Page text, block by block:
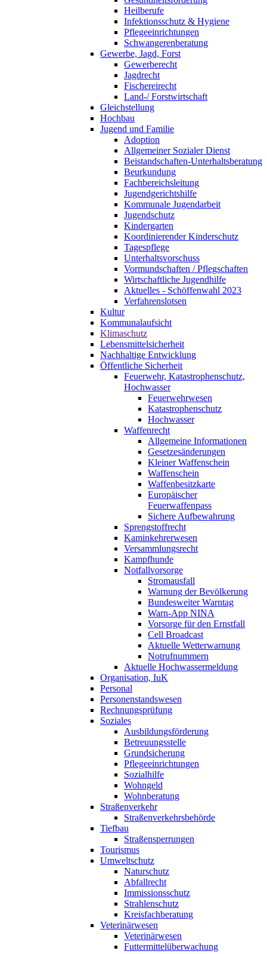
Heilberufe
Infektionsschutz & Hygiene
Pflegeeinrichtungen
Schwangerenberatung
Gewerbe, Jagd, Forst
Gewerberecht
Jagdrecht
Fischereirecht
Land-/ Forstwirtschaft
Gleichstellung
Hochbau
Jugend und Familie
Adoption
Allgemeiner Sozialer Dienst
Beistandschaften-Unterhaltsberatung
Beurkundung
Fachbereichsleitung
Jugendgerichtshilfe
Kommunale Jugendarbeit
Jugendschutz
Kindergarten
Koordinierender Kinderschutz
Tagespflege
Unterhaltsvorschuss
Vormundschaften / Pflegschaften
Wirtschaftliche Jugendhilfe
Aktuelles - Schöffenwahl 2023
Verfahrenslotsen
Kultur
Kommunalaufsicht
Klimaschutz
Lebensmittelsicherheit
Nachhaltige Entwicklung
Öffentliche Sicherheit
Feuerwehr, Katastrophenschutz,
Hochwasser
Feuerwehrwesen
Katastrophenschutz
Hochwasser
Waffenrecht
Allgemeine Informationen
Gesetzesänderungen
Kleiner Waffenschein
Waffenschein
Waffenbesitzkarte
Europäischer
Feuerwaffenpass
Sichere Aufbewahrung
Sprengstoffrecht
Kaminkehrerwesen
Versammlungsrecht
Kampfhunde
Notfallvorsorge
Stromausfall
Warnung der Bevölkerung
Bundesweiter Warntag
Warn-App NINA
Vorsorge für den Ernstfall
Cell Broadcast
Aktuelle Wetterwarnung
Notrufnummern
Aktuelle Hochwassermeldung
Organisation, IuK
Personal
Personenstandswesen
Rechnungsprüfung
Soziales
Ausbildungsförderung
Betreuungsstelle
Grundsicherung
Pflegeeinrichtungen
Sozialhilfe
Wohngeld
Wohnberatung
Straßenverkehr
Straßenverkehrsbehörde
Tiefbau
Straßensperrungen
Tourismus
Umweltschutz
Naturschutz
Abfallrecht
Immissionsschutz
Strahlenschutz
Kreisfachberatung
Veterinärwesen
Veterinärwesen
Futtermittelüberwachung